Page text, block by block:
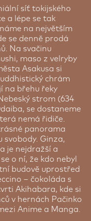
centru
blízkosti,
atrakcí
seznamu
muzeum. V
s barem.
celý Park Mieru
15stém patře
bohatých
stolech najdete
to nejlepší z
nejlepší stůl je v
dřevěném
Gifu. Pokud
hledejte v
Miyazaki
tvořit ještě lepší
Pobytu v
jste náročný
tak pro nic
Cena platí pro 1
snídaně, deluxe
Cena od:56 680 Kč
síť tokijského
a lépe se tak
na největším
se denně prodá
Na svačinu
maso z velryby
Asakusa si
chrám
na břehu řeky
strom (634
se dostaneme
nemá řidiče.
panorama
svobody. Ginza,
je nejdražší a
o ní, že kdo nebyl
budově uprostřed
– čokoláda s
Akihabara, kde si
v hernách Pačinko
Anime a Manga.